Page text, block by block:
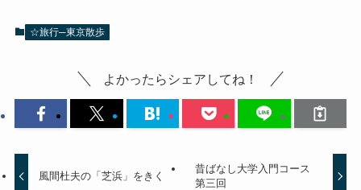
☆旅行─東京散歩
よかったらシェアしてね！
風間杜夫の「芝浜」をきく
昔ばなし大学入門コース
第三回